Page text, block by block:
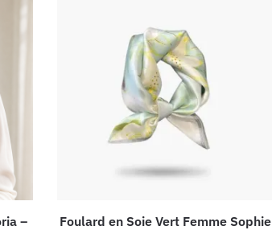
–
Foulard en Soie Vert Femme Sophie